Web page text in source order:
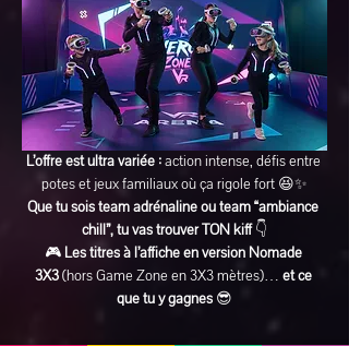
L’offre est ultra variée : action intense, défis entre
potes et jeux familiaux où ça rigole fort 😆✨
Que tu sois team adrénaline ou team “ambiance
chill”, tu vas trouver TON kiff 👇
🎮 Les titres à l’affiche en version Nomade
3X3 (hors Game Zone en 3X3 mètres)… et ce
que tu y gagnes 😎